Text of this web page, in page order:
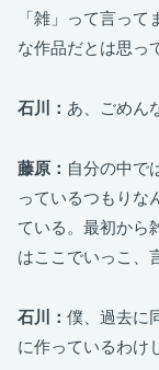
「雑」って言っ
な作品だとは思っ
石川： あ、ごめん
藤原： 自分の中で
っているつもりな
ている。最初から
はここでいっこ、
石川： 僕、過去に
に作っているわけ